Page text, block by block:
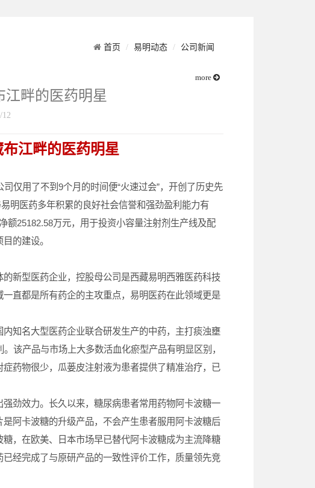
首页 易明动态 公司新闻
more
江畔的医药明星
12
江畔的医药明星
仅用了不到9个月的时间便“火速过会”，开创了历史先
明医药多年积累的良好社会信誉和强劲盈利能力有
额25182.58万元，用于投资小容量注射剂生产线及配
的建设。
型医药企业，控股母公司是西藏易明西雅医药科技
直都是所有药企的主攻重点，易明医药在此领域更是
名大型医药企业联合研发生产的中药，主打痰浊壅
该产品与市场上大多数活血化瘀型产品有明显区别，
药物很少，瓜蒌皮注射液为患者提供了精准治疗，已
效力。长久以来，糖尿病患者常用药物阿卡波糖一
阿卡波糖的升级产品，不会产生患者服用阿卡波糖后
，在欧美、日本市场早已替代阿卡波糖成为主流降糖
经完成了与原研产品的一致性评价工作，质量领先竞